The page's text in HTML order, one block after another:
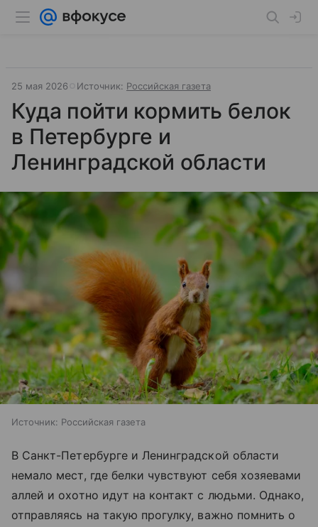
25 мая 2026 Источник: Российская газета
Куда пойти кормить белок
в Петербурге и
Ленинградской области
Источник: Российская газета
В Санкт-Петербурге и Ленинградской области
немало мест, где белки чувствуют себя хозяевами
аллей и охотно идут на контакт с людьми. Однако,
отправляясь на такую прогулку, важно помнить о